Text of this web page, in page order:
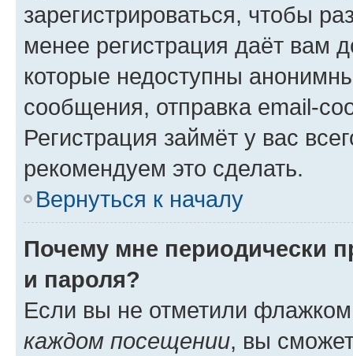
зарегистрироваться, чтобы
менее регистрация даёт вам
которые недоступны
сообщения, отправка email-
Регистрация займёт у вас
рекомендуем это сделать.
Вернуться к началу
Почему мне периодически
и пароля?
Если вы не отметили
каждом посещении, вы